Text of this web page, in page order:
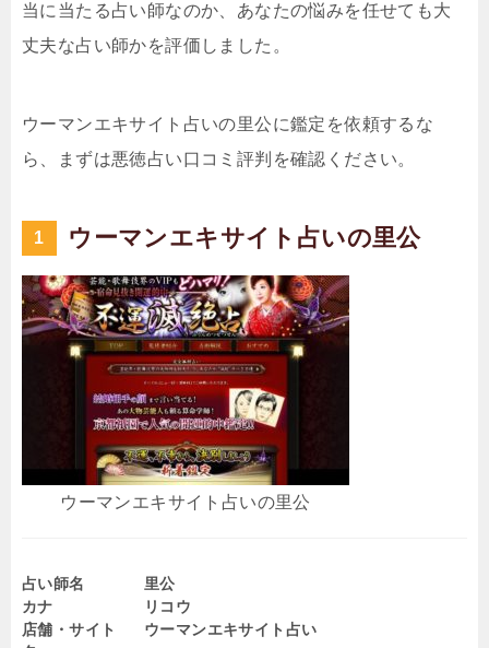
当に当たる占い師なのか、あなたの悩みを任せても大
丈夫な占い師かを評価しました。
ウーマンエキサイト占いの里公に鑑定を依頼するな
ら、まずは悪徳占い口コミ評判を確認ください。
ウーマンエキサイト占いの里公
ウーマンエキサイト占いの里公
占い師名
里公
カナ
リコウ
店舗・サイト
ウーマンエキサイト占い